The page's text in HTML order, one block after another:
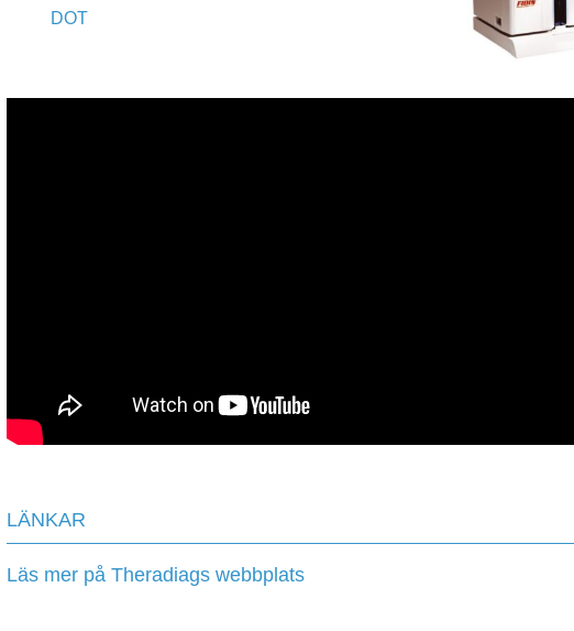
DOT
LÄNKAR
Läs mer på Theradiags webbplats